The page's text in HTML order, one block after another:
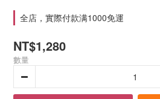
全店，實際付款满1000免運
NT$1,280
數量